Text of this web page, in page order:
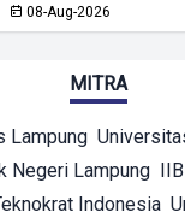
08-Aug-2026
MITRA
Lampung
Negeri Lampung
Indonesia